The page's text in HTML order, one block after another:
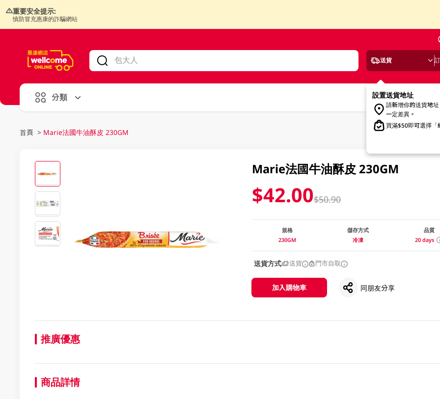
重要安全提示:
慎防冒充惠康的詐騙網站
送貨
設置送貨地址
請新增你的送貨地
一定差異。
買滿$50即可選擇「
分類
首頁 > Marie法國牛油酥皮 230GM
Marie法國牛油酥皮 230GM
$42.00$50.90
規格
230GM
儲存方式
冷凍
品質
20 days
送貨方式 送貨 門市自取
加入購物車 同朋友分享
推廣優惠
商品詳情